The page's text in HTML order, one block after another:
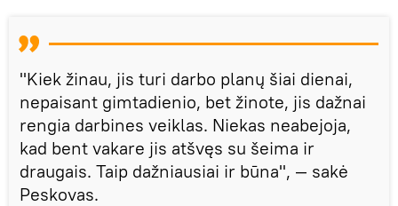
"Kiek žinau, jis turi darbo planų šiai dienai,
nepaisant gimtadienio, bet žinote, jis dažnai
rengia darbines veiklas. Niekas neabejoja,
kad bent vakare jis atšvęs su šeima ir
draugais. Taip dažniausiai ir būna", — sakė
Peskovas.